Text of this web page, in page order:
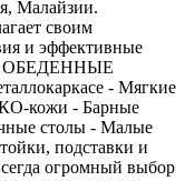
Малайзии.
своим
и эффективные
- ОБЕДЕННЫЕ
- Мягкие
кожи - Барные
столы - Малые
подставки и
огромный выбор